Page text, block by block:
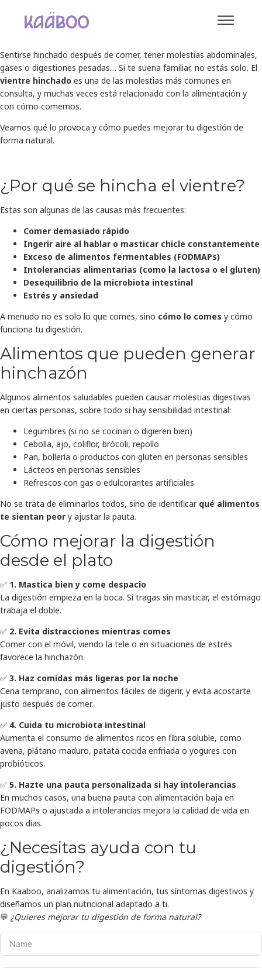
Sentirse hinchado después de comer, tener molestias abdominales,
gases o digestiones pesadas… Si te suena familiar, no estás solo. El
vientre hinchado es una de las molestias más comunes en
consulta, y muchas veces está relacionado con la alimentación y
con cómo comemos.
Veamos qué lo provoca y cómo puedes mejorar tu digestión de
forma natural.
¿Por qué se hincha el vientre?
Estas son algunas de las causas más frecuentes:
Comer demasiado rápido
Ingerir aire al hablar o masticar chicle constantemente
Exceso de alimentos fermentables (FODMAPs)
Intolerancias alimentarias (como la lactosa o el gluten)
Desequilibrio de la microbiota intestinal
Estrés y ansiedad
A menudo no es solo lo que comes, sino cómo lo comes y cómo
funciona tu digestión.
Alimentos que pueden generar
hinchazón
Algunos alimentos saludables pueden causar molestias digestivas
en ciertas personas, sobre todo si hay sensibilidad intestinal:
Legumbres (si no se cocinan o digieren bien)
Cebolla, ajo, coliflor, brócoli, repollo
Pan, bollería o productos con gluten en personas sensibles
Lácteos en personas sensibles
Refrescos con gas o edulcorantes artificiales
No se trata de eliminarlos todos, sino de identificar qué alimentos
te sientan peor y ajustar la pauta.
Cómo mejorar la digestión
desde el plato
✅ 1. Mastica bien y come despacio
La digestión empieza en la boca. Si tragas sin masticar, el estómago
trabaja el doble.
✅ 2. Evita distracciones mientras comes
Comer con el móvil, viendo la tele o en situaciones de estrés
favorece la hinchazón.
✅ 3. Haz comidas más ligeras por la noche
Cena temprano, con alimentos fáciles de digerir, y evita acostarte
justo después de comer.
✅ 4. Cuida tu microbiota intestinal
Aumenta el consumo de alimentos ricos en fibra soluble, como
avena, plátano maduro, patata cocida enfriada o yogures con
probióticos.
✅ 5. Hazte una pauta personalizada si hay intolerancias
En muchos casos, una buena pauta con alimentación baja en
FODMAPs o ajustada a intolerancias mejora la calidad de vida en
pocos días.
¿Necesitas ayuda con tu
digestión?
En Kaaboo, analizamos tu alimentación, tus síntomas digestivos y
diseñamos un plan nutricional adaptado a ti.
💬 ¿Quieres mejorar tu digestión de forma natural?